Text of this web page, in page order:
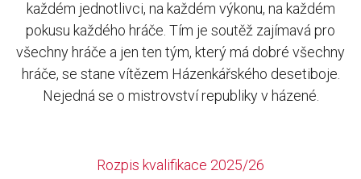
každém jednotlivci, na každém výkonu, na každém
pokusu každého hráče. Tím je soutěž zajímavá pro
všechny hráče a jen ten tým, který má dobré všechny
hráče, se stane vítězem Házenkářského desetiboje.
Nejedná se o mistrovství republiky v házené.
Rozpis kvalifikace 2025/26